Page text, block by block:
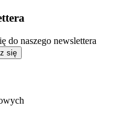
do naszego newslettera
się